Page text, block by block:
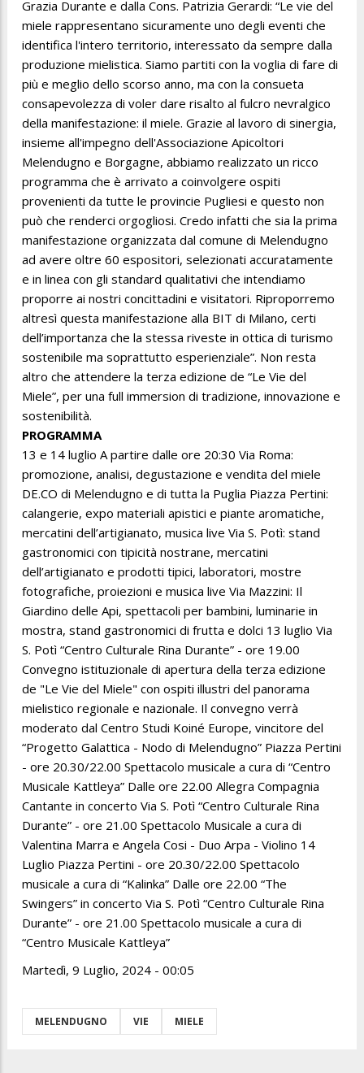
Grazia Durante e dalla Cons. Patrizia Gerardi: “Le vie del
miele rappresentano sicuramente uno degli eventi che
identifica l'intero territorio, interessato da sempre dalla
produzione mielistica. Siamo partiti con la voglia di fare di
più e meglio dello scorso anno, ma con la consueta
consapevolezza di voler dare risalto al fulcro nevralgico
della manifestazione: il miele. Grazie al lavoro di sinergia,
insieme all'impegno dell'Associazione Apicoltori
Melendugno e Borgagne, abbiamo realizzato un ricco
programma che è arrivato a coinvolgere ospiti
provenienti da tutte le provincie Pugliesi e questo non
può che renderci orgogliosi. Credo infatti che sia la prima
manifestazione organizzata dal comune di Melendugno
ad avere oltre 60 espositori, selezionati accuratamente
e in linea con gli standard qualitativi che intendiamo
proporre ai nostri concittadini e visitatori. Riproporremo
altresì questa manifestazione alla BIT di Milano, certi
dell’importanza che la stessa riveste in ottica di turismo
sostenibile ma soprattutto esperienziale”. Non resta
altro che attendere la terza edizione de “Le Vie del
Miele”, per una full immersion di tradizione, innovazione e
sostenibilità.
PROGRAMMA
13 e 14 luglio A partire dalle ore 20:30 Via Roma:
promozione, analisi, degustazione e vendita del miele
DE.CO di Melendugno e di tutta la Puglia Piazza Pertini:
calangerie, expo materiali apistici e piante aromatiche,
mercatini dell’artigianato, musica live Via S. Potì: stand
gastronomici con tipicità nostrane, mercatini
dell’artigianato e prodotti tipici, laboratori, mostre
fotografiche, proiezioni e musica live Via Mazzini: Il
Giardino delle Api, spettacoli per bambini, luminarie in
mostra, stand gastronomici di frutta e dolci 13 luglio Via
S. Potì “Centro Culturale Rina Durante” - ore 19.00
Convegno istituzionale di apertura della terza edizione
de "Le Vie del Miele" con ospiti illustri del panorama
mielistico regionale e nazionale. Il convegno verrà
moderato dal Centro Studi Koiné Europe, vincitore del
“Progetto Galattica - Nodo di Melendugno” Piazza Pertini
- ore 20.30/22.00 Spettacolo musicale a cura di “Centro
Musicale Kattleya” Dalle ore 22.00 Allegra Compagnia
Cantante in concerto Via S. Potì “Centro Culturale Rina
Durante” - ore 21.00 Spettacolo Musicale a cura di
Valentina Marra e Angela Cosi - Duo Arpa - Violino 14
Luglio Piazza Pertini - ore 20.30/22.00 Spettacolo
musicale a cura di “Kalinka” Dalle ore 22.00 “The
Swingers” in concerto Via S. Potì “Centro Culturale Rina
Durante” - ore 21.00 Spettacolo musicale a cura di
“Centro Musicale Kattleya”
Martedì, 9 Luglio, 2024 - 00:05
MELENDUGNO VIE MIELE